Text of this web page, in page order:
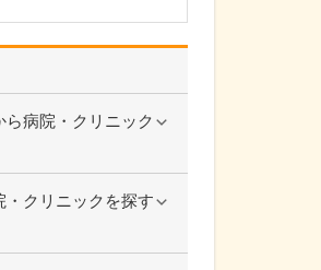
病院・クリニック
・クリニックを探す